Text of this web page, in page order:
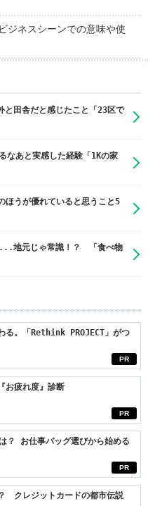
ジネスシーンでの意味や使
田舎だと感じたこと「23区で
なあと実感した経験「1Kの家
ほうが優れていると思うこと5
地元じゃ常識！？ 「食べ物
PR
る。「Rethink PROJECT」がつ
PR
お疲れ度』診断
PR
？ お仕事バッグ選びから始める
クレジットカードの都市伝説